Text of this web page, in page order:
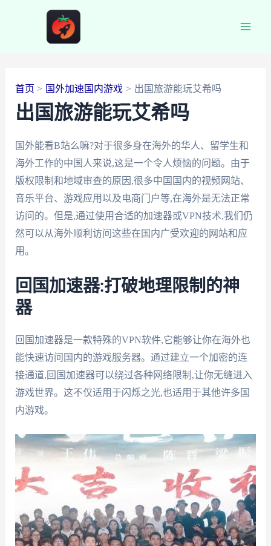
首页 国外加速国内游戏 出国旅游能玩艾希吗
出国旅游能玩艾希吗
国外能看B站么嘛?对于很多身在海外的华人、留学生和
海外工作的中国人来说,这是一个令人烦恼的问题。由于
版权限制和地域审查的原因,很多中国国内的视频网站、
音乐平台、游戏应用以及电商门户等,在海外是无法正常
访问的。但是,通过使用合适的加速器或VPN技术,我们仍
然可以从海外顺利访问这些在国内广受欢迎的网站和应
用。
回国加速器:打破地理限制的神
器
回国加速器是一款特殊的VPN软件,它能够让你在海外也
能快速访问国内的游戏服务器。通过建立一个加密的连
接通道,回国加速器可以绕过各种网络限制,让你无缝进入
游戏世界。这不仅适用于闪烁之光,也适用于其他许多国
内游戏。